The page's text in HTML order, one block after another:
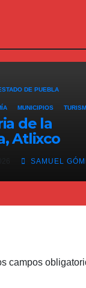
DE PUEBLA
MUNICIPIOS
de la
Atlixco
la llegada
SAMUEL
campos